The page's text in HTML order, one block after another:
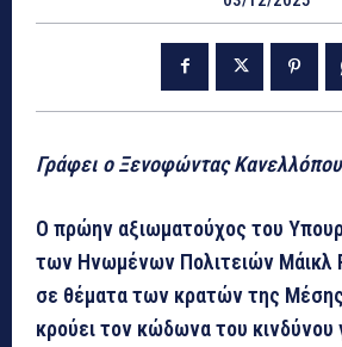
Γράφει ο Ξενοφώντας
Ο πρώην αξιωματούχος του
των Ηνωμένων Πολιτειών Μάικλ
σε θέματα των κρατών της
κρούει τον κώδωνα του κινδύνου